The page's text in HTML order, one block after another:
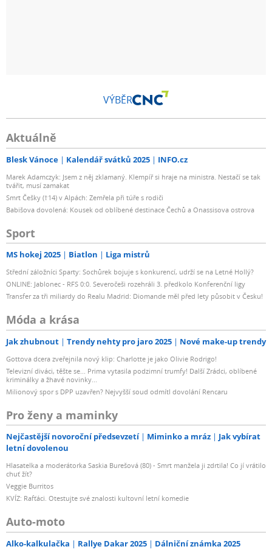
VÝBĚR
Aktuálně
Blesk Vánoce Kalendář svátků 2025 INFO.cz
Marek Adamczyk: Jsem z něj zklamaný. Klempíř si hraje na ministra. Nestačí se tak
tvářit, musí zamakat
Smrt Češky (†14) v Alpách: Zemřela při túře s rodiči
Babišova dovolená: Kousek od oblíbené destinace Čechů a Onassisova ostrova
Sport
MS hokej 2025 Biatlon Liga mistrů
Střední záložníci Sparty: Sochůrek bojuje s konkurencí, udrží se na Letné Hollý?
ONLINE: Jablonec - RFS 0:0. Severočeši rozehráli 3. předkolo Konferenční ligy
Transfer za tři miliardy do Realu Madrid: Diomande měl před lety působit v Česku!
Móda a krása
Jak zhubnout Trendy nehty pro jaro 2025 Nové make-up trendy
Gottova dcera zveřejnila nový klip: Charlotte je jako Olivie Rodrigo!
Televizní diváci, těšte se... Prima vytasila podzimní trumfy! Další Zrádci, oblíbené
kriminálky a žhavé novinky...
Milionový spor s DPP uzavřen? Nejvyšší soud odmítl dovolání Rencaru
Pro ženy a maminky
Nejčastější novoroční předsevzetí Miminko a mráz
Jak vybírat
letní dovolenou
Hlasatelka a moderátorka Saskia Burešová (80) - Smrt manžela ji zdrtila! Co jí vrátilo
chuť žít?
Veggie Burritos
KVÍZ: Rafťáci. Otestujte své znalosti kultovní letní komedie
Auto-moto
Alko-kalkulačka Rallye Dakar 2025 Dálniční známka 2025